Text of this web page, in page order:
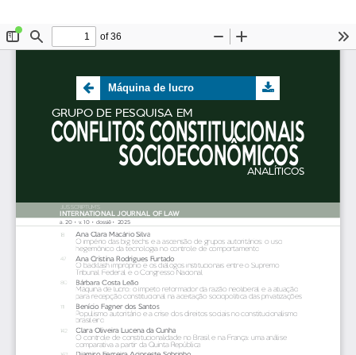
Máquina de lucro